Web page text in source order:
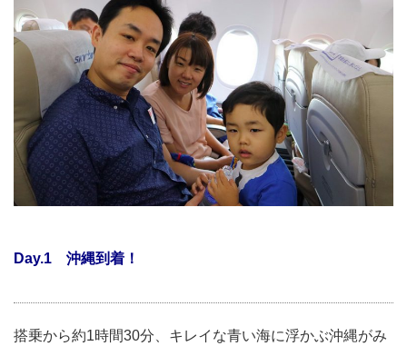
Day.1 沖縄到着！
搭乗から約1時間30分、キレイな青い海に浮かぶ沖縄がみ